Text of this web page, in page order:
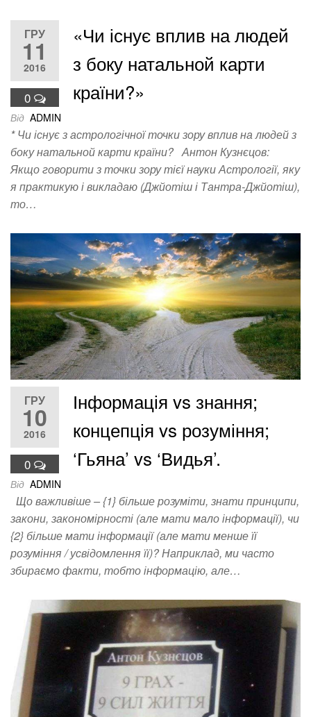
ГРУ
11
2016
0
«Чи існує вплив на людей
з боку натальной карти
країни?»
Від ADMIN
* Чи існує з астрологічної точки зору вплив на людей з
боку натальной карти країни? Антон Кузнєцов:
Якщо говорити з точки зору тієї науки Астрології, яку
я практикую і викладаю (Джйотіш і Тантра-Джйотіш),
то…
ГРУ
10
2016
0
Інформація vs знання;
концепція vs розуміння;
‘Гьяна’ vs ‘Видья’.
Від ADMIN
Що важливіше – {1} більше розуміти, знати принципи,
закони, закономірності (але мати мало інформації), чи
{2} більше мати інформації (але мати менше її
розуміння / усвідомлення її)? Наприклад, ми часто
збираємо факти, тобто інформацію, але…